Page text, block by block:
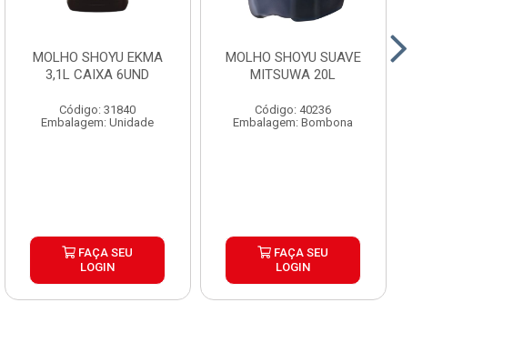
MOLHO SHOYU EKMA
3,1L CAIXA 6UND
Código: 31840
Embalagem: Unidade
FAÇA SEU
LOGIN
MOLHO SHOYU SUAVE
MITSUWA 20L
Código: 40236
Embalagem: Bombona
FAÇA SEU
LOGIN